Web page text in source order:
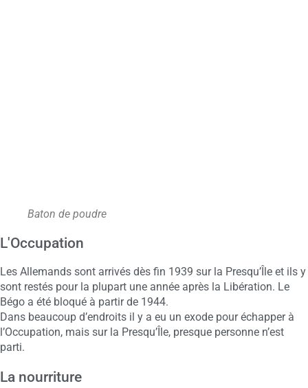
Baton de poudre
L'Occupation
Les Allemands sont arrivés dès fin 1939 sur la Presqu’Île et ils y
sont restés pour la plupart une année après la Libération. Le
Bégo a été bloqué à partir de 1944.
Dans beaucoup d’endroits il y a eu un exode pour échapper à
l’Occupation, mais sur la Presqu’Île, presque personne n’est
parti.
La nourriture